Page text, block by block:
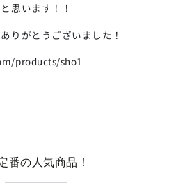
思います！！
りがとうございました！
products/sho1
番の人気商品！